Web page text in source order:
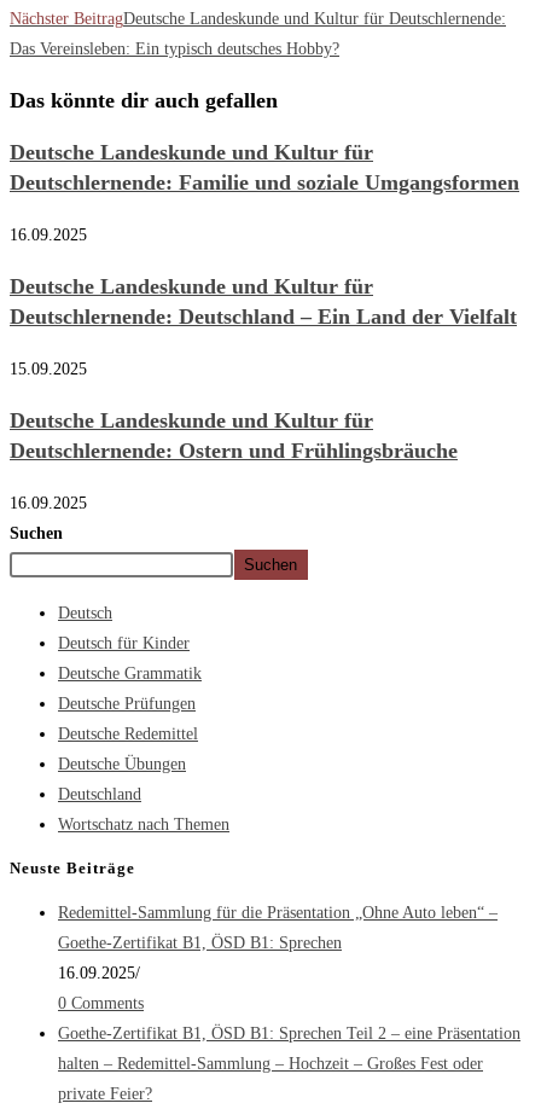
Nächster BeitragDeutsche Landeskunde und Kultur für Deutschlernende:
Das Vereinsleben: Ein typisch deutsches Hobby?
Das könnte dir auch gefallen
Deutsche Landeskunde und Kultur für
Deutschlernende: Familie und soziale Umgangsformen
16.09.2025
Deutsche Landeskunde und Kultur für
Deutschlernende: Deutschland – Ein Land der Vielfalt
15.09.2025
Deutsche Landeskunde und Kultur für
Deutschlernende: Ostern und Frühlingsbräuche
16.09.2025
Suchen
Suchen
Deutsch
Deutsch für Kinder
Deutsche Grammatik
Deutsche Prüfungen
Deutsche Redemittel
Deutsche Übungen
Deutschland
Wortschatz nach Themen
Neuste Beiträge
Redemittel-Sammlung für die Präsentation „Ohne Auto leben“ –
Goethe-Zertifikat B1, ÖSD B1: Sprechen
16.09.2025/
0 Comments
Goethe-Zertifikat B1, ÖSD B1: Sprechen Teil 2 – eine Präsentation
halten – Redemittel-Sammlung – Hochzeit – Großes Fest oder
private Feier?